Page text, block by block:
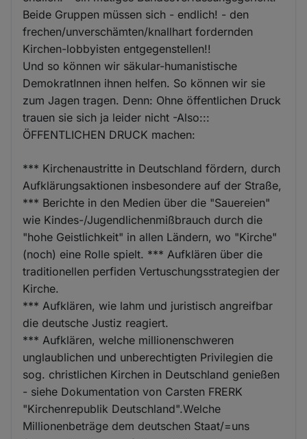
Beide Gruppen müssen sich - endlich! - den
frechen/unverschämten/knallhart fordernden
Kirchen-lobbyisten entgegenstellen!!
Und so können wir säkular-humanistische
DemokratInnen ihnen helfen. So können wir sie
zum Jagen tragen. Denn: Ohne öffentlichen Druck
trauen sie sich ja leider nicht -Also:::
ÖFFENTLICHEN DRUCK machen:
*** Kirchenaustritte in Deutschland fördern, durch
Aufklärungsaktionen insbesondere auf der Straße,
*** Berichte in den Medien über die "Sauereien"
wie Kindes-/Jugendlichenmißbrauch durch die
"hohe Geistlichkeit" in allen Ländern, wo "Kirche"
(noch) eine Rolle spielt. *** Aufklären über die
traditionellen perfiden Vertuschungsstrategien der
Kirche.
*** Aufklären, wie lahm und juristisch angreifbar
die deutsche Justiz reagiert.
*** Aufklären, welche millionenschweren
unglaublichen und unberechtigten Privilegien die
sog. christlichen Kirchen in Deutschland genießen
- siehe Dokumentation von Carsten FRERK
"Kirchenrepublik Deutschland".Welche
Millionenbeträge dem deutschen Staat/=uns